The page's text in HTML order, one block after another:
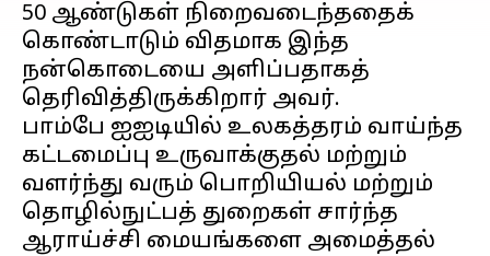
50 ஆண்டுகள் நிறைவடைந்ததைக்
கொண்டாடும் விதமாக இந்த
நன்கொடையை அளிப்பதாகத்
தெரிவித்திருக்கிறார் அவர்.
பாம்பே ஐஐடியில் உலகத்தரம் வாய்ந்த
கட்டமைப்பு உருவாக்குதல் மற்றும்
வளர்ந்து வரும் பொறியியல் மற்றும்
தொழில்நுட்பத் துறைகள் சார்ந்த
ஆராய்ச்சி மையங்களை அமைத்தல்